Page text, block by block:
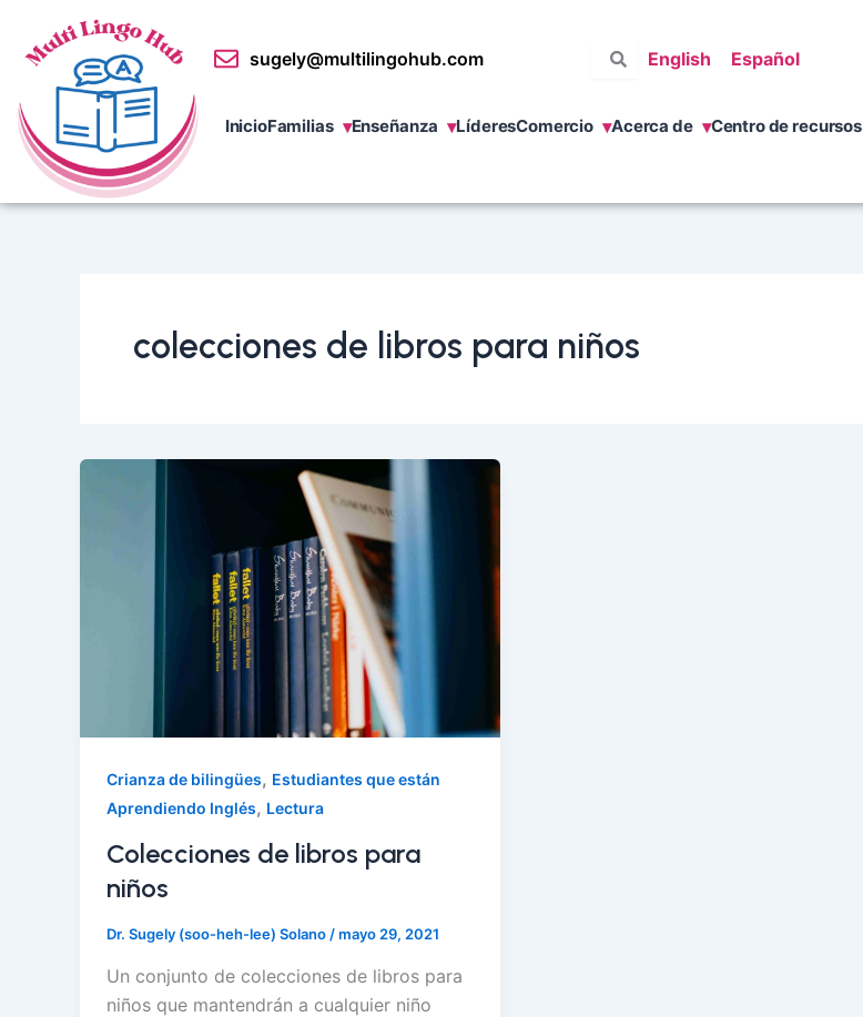
contenido
sugely@multilingohub.com English Español
InicioFamilias Enseñanza LíderesComercio Acerca de Centro de recursos
colecciones de libros para niños
Crianza de bilingües, Estudiantes que están
Aprendiendo Inglés, Lectura
Colecciones de libros para
niños
Dr. Sugely (soo-heh-lee) Solano /mayo 29, 2021
Un conjunto de colecciones de libros para
niños que mantendrán a cualquier niño